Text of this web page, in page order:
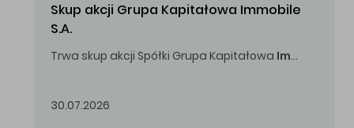
Skup akcji Grupa Kapitałowa Immobile
S.A.
Trwa skup akcji Spółki Grupa Kapitałowa Immobile
30.07.2026